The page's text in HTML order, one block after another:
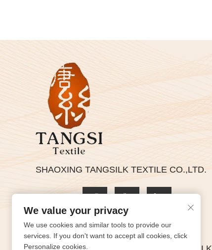
SHAOXING TANGSILK TEXTILE CO.,LTD.
Privacybeleid
We value your privacy
We use cookies and similar tools to provide our
services. If you don't want to accept all cookies, click
Personalize cookies.